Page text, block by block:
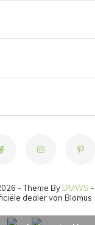
- Theme By DMWS -
dealer van Blomus